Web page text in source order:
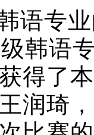
语专
韩语
得了
润琦